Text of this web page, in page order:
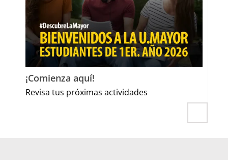
¡Comienza aquí!
Revisa tus próximas actividades